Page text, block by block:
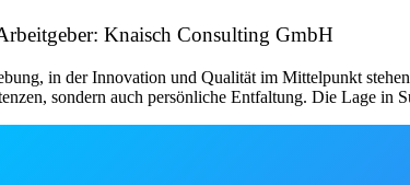
Knaisch Consulting GmbH
in der Innovation und Qualität im Mittelpunkt
sondern auch persönliche Entfaltung. Die Lage